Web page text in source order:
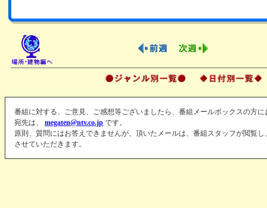
番組に対する、ご意見、ご感想等ございましたら、番組メールボックスの方に
宛先は、 megaten@ntv.co.jp です。
原則、質問にはお答えできませんが、頂いたメールは、番組スタッフが閲覧
させていただきます。